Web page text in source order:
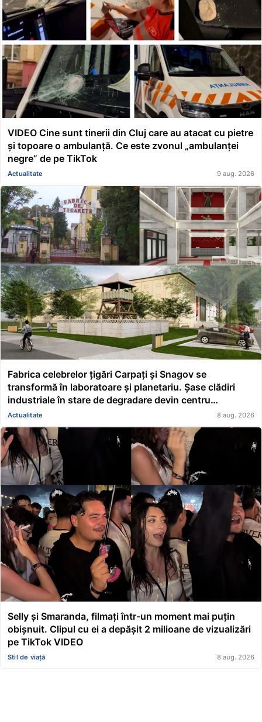
VIDEO Cine sunt tinerii din Cluj care au atacat cu pietre
și topoare o ambulanță. Ce este zvonul „ambulanței
negre” de pe TikTok
Actualitate 9 aug. 2026
Fabrica celebrelor țigări Carpați și Snagov se
transformă în laboratoare și planetariu. Șase clădiri
industriale în stare de degradare devin centru
educațional și științific
Actualitate 8 aug. 2026
Selly și Smaranda, filmați într-un moment mai puțin
obișnuit. Clipul cu ei a depășit 2 milioane de vizualizări
pe TikTok VIDEO
Stil de viață 8 aug. 2026